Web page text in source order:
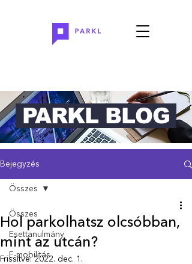
PARKL BLOG
Bejegyzés
Összes
Esettanulmány
E-mobilitás
Összes
Hol parkolhatsz olcsóbban,
mint az utcán?
Frissítve:2022. dec. 1.